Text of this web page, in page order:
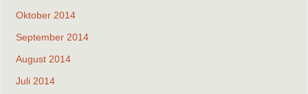
Oktober 2014
September 2014
August 2014
Juli 2014